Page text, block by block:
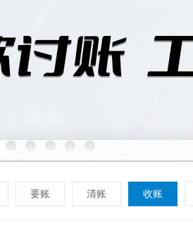
要账 清账 收账